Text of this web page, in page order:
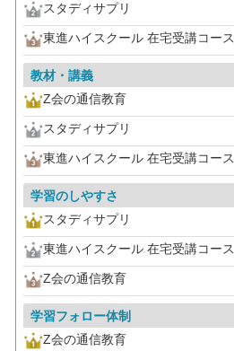
スタディサプリ
東進ハイスクール 在宅受講コース
教材・講義
Z会の通信教育
スタディサプリ
東進ハイスクール 在宅受講コース
学習のしやすさ
スタディサプリ
東進ハイスクール 在宅受講コース
Z会の通信教育
学習フォロー体制
Z会の通信教育